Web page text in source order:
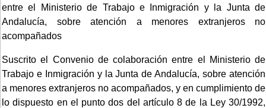
entre el Ministerio de Trabajo e Inmigración y la Junta de
Andalucía, sobre atención a menores extranjeros no
acompañados
Suscrito el Convenio de colaboración entre el Ministerio de
Trabajo e Inmigración y la Junta de Andalucía, sobre atención
a menores extranjeros no acompañados, y en cumplimiento de
lo dispuesto en el punto dos del artículo 8 de la Ley 30/1992,